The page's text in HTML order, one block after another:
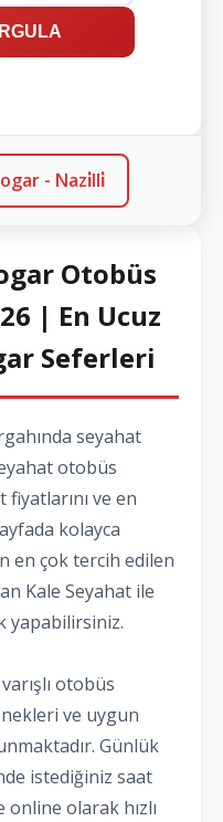
- Nazi̇lli̇
Otobüs
| En Ucuz
Seferleri
seyahat
otobüs
ve en
kolayca
en çok tercih edilen
Kale Seyahat ile
yapabilirsiniz.
otobüs
ve uygun
Günlük
istediğiniz saat
olarak hızlı